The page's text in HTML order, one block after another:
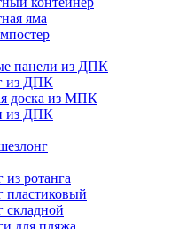
яма
панели из ДПК
из ДПК
доска из МПК
из ДПК
ротанга
пластиковый
складной
для пляжа